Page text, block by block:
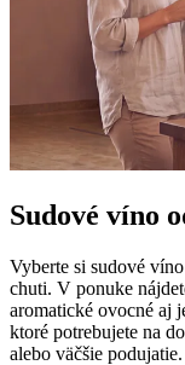
Sudové víno
Vyberte si sudové
chuti. V ponuke
aromatické ovocné aj
ktoré potrebujete na
alebo väčšie podujatie.